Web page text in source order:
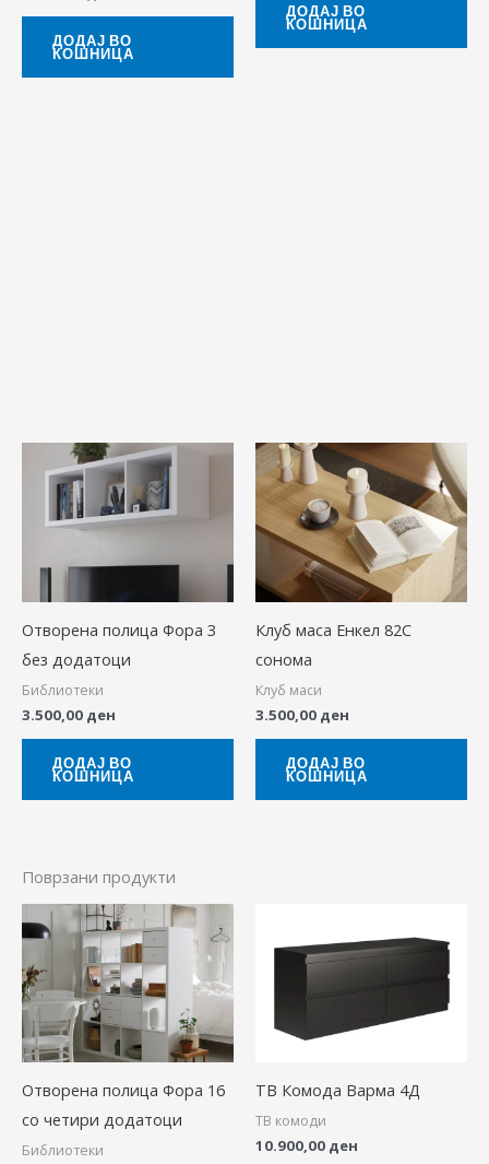
ДОДАЈ ВО
КОШНИЦА
ДОДАЈ ВО
КОШНИЦА
Отворена полица Фора 3
без додатоци
Библиотеки
3.500,00 ден
ДОДАЈ ВО
КОШНИЦА
Клуб маса Енкел 82С
сонома
Клуб маси
3.500,00 ден
ДОДАЈ ВО
КОШНИЦА
Поврзани продукти
Отворена полица Фора 16
со четири додатоци
Библиотеки
ТВ Комода Варма 4Д
ТВ комоди
10.900,00 ден